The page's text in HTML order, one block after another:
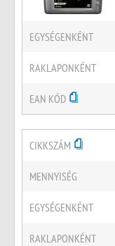
EGYSÉGENKÉNT
RAKLAPONKÉNT
EAN KÓD
CIKKSZÁM
MENNYISÉG
EGYSÉGENKÉNT
RAKLAPONKÉNT